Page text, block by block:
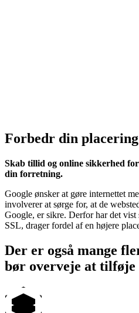
Forbedr din
Skab tillid og online sikkerhed for
din forretning.
Google ønsker at gøre internettet
involverer at sørge for, at de
Google, er sikre. Derfor har det vist
SSL, drager fordel af en højere
Der er også mange
bør overveje at tilføje